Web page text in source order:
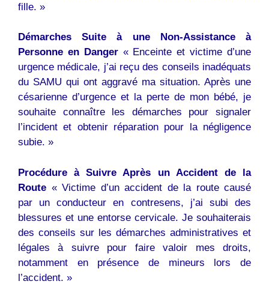
fille. »
Démarches Suite à une Non-Assistance à
Personne en Danger« Enceinte et victime d’une
urgence médicale, j’ai reçu des conseils inadéquats
du SAMU qui ont aggravé ma situation. Après une
césarienne d’urgence et la perte de mon bébé, je
souhaite connaître les démarches pour signaler
l’incident et obtenir réparation pour la négligence
subie. »
Procédure à Suivre Après un Accident de la
Route « Victime d’un accident de la route causé
par un conducteur en contresens, j’ai subi des
blessures et une entorse cervicale. Je souhaiterais
des conseils sur les démarches administratives et
légales à suivre pour faire valoir mes droits,
notamment en présence de mineurs lors de
l’accident. »